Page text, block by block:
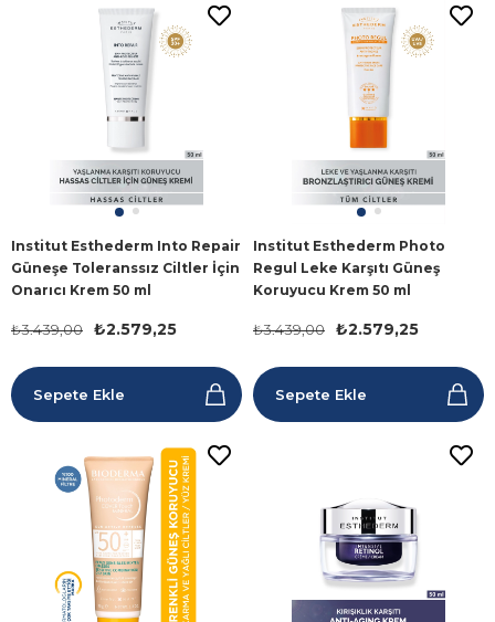
Institut Esthederm Into Repair
Güneşe Toleranssız Ciltler İçin
Onarıcı Krem 50 ml
₺2.579,25
₺3.439,00
Sepete Ekle
Institut Esthederm Photo
Regul Leke Karşıtı Güneş
Koruyucu Krem 50 ml
₺2.579,25
₺3.439,00
Sepete Ekle